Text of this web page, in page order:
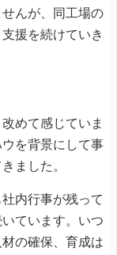
んが、同工場の
援を続けていき
めて感じていま
を背景にして事
ました。
内行事が残って
ています。いつ
の確保、育成は